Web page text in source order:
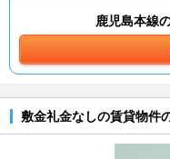
鹿児島本線
敷金礼金なしの賃貸物件